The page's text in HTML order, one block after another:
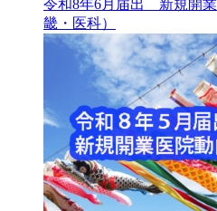
令和8年6月届出 新規開
畿・医科）